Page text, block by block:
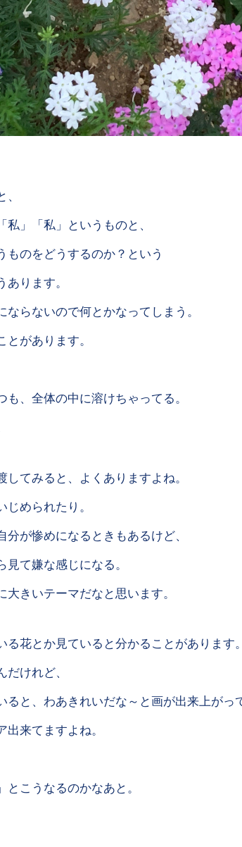
私」「私」というものと、
ものをどうするのか？という
ります。
らないので何とかなってしまう。
があります。
、全体の中に溶けちゃってる。
てみると、よくありますよね。
められたり。
が惨めになるときもあるけど、
て嫌な感じになる。
きいテーマだなと思います。
花とか見ていると分かることがあります。
けれど、
と、わあきれいだな～と画が出来上がっ
来てますよね。
こうなるのかなあと。